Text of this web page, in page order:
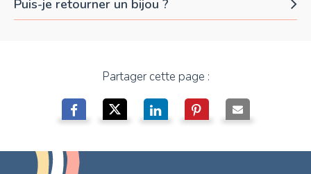
Puis-je retourner un bijou ?
Partager cette page :